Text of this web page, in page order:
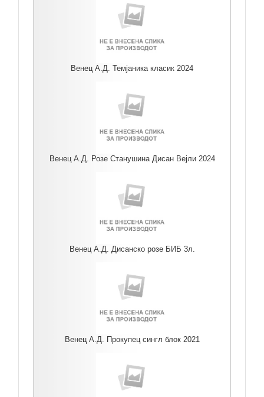
Венец А.Д. Темјаника класик 2024
Венец А.Д. Розе Станушина Дисан Вејли 2024
Венец А.Д. Дисанско розе БИБ 3л.
Венец А.Д. Прокупец сингл блок 2021